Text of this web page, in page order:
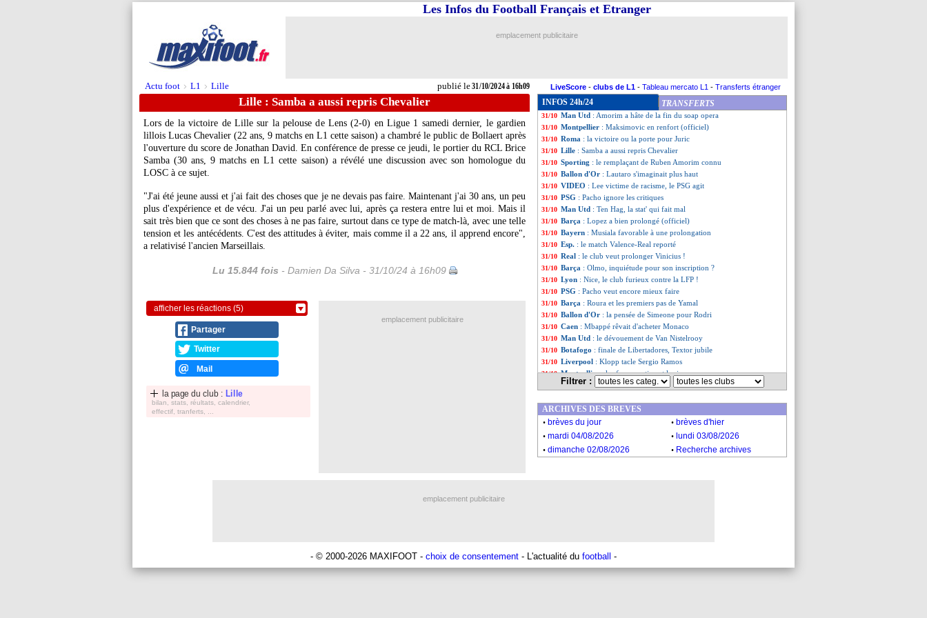
Actu foot > L1 > Lille publié le31/10/2024 à 16h09
Les Infos du Football Français et Etranger
emplacement publicitaire
LiveScore - clubs de L1 - Tableau mercato L1 - Transferts étranger
Lille : Samba a aussi repris Chevalier
Lors de la victoire de Lille sur la pelouse de Lens (2-0) en Ligue 1 samedi dernier, le gardien
lillois Lucas Chevalier (22 ans, 9 matchs en L1 cette saison) a chambré le public de Bollaert après
l'ouverture du score de Jonathan David. En conférence de presse ce jeudi, le portier du RCL Brice
Samba (30 ans, 9 matchs en L1 cette saison) a révélé une discussion avec son homologue du
LOSC à ce sujet.
"J'ai été jeune aussi et j'ai fait des choses que je ne devais pas faire. Maintenant j'ai 30 ans, un peu
plus d'expérience et de vécu. J'ai un peu parlé avec lui, après ça restera entre lui et moi. Mais il
sait très bien que ce sont des choses à ne pas faire, surtout dans ce type de match-là, avec une telle
tension et les antécédents. C'est des attitudes à éviter, mais comme il a 22 ans, il apprend encore",
a relativisé l'ancien Marseillais.
Lu 15.844 fois - Damien Da Silva - 31/10/24 à 16h09
afficher les réactions (5)
Partager
Twitter
Mail
la page du club : Lille
bilan, stats, réultats, calendrier,
effectif, tranferts, ...
INFOS 24h/24 TRANSFERTS
31/10 Lille: une hécatombe contre Lyon
31/10 Francfort
31/10 Ballon d'Or: Rodri, Scholes sans détour
31/10 Bayern: départ en fin de saison pour Müller
31/10 Man Utd : Amorim a hâte de la fin du soap opera
31/10 Montpellier : Maksimovic en renfort (officiel)
31/10 Roma : la victoire ou la porte pour Juric
31/10 Lille : Samba a aussi repris Chevalier
31/10 Sporting : le remplaçant de Ruben Amorim connu
31/10 Ballon d'Or : Lautaro s'imaginait plus haut
31/10 VIDEO : Lee victime de racisme, le PSG agit
31/10 PSG : Pacho ignore les critiques
31/10 Man Utd : Ten Hag, la stat' qui fait mal
31/10 Barça : Lopez a bien prolongé (officiel)
31/10 Bayern : Musiala favorable à une prolongation
31/10 Esp. : le match Valence-Real reporté
31/10 Real : le club veut prolonger Vinicius !
31/10 Barça : Olmo, inquiétude pour son inscription ?
31/10 Lyon : Nice, le club furieux contre la LFP !
31/10 PSG : Pacho veut encore mieux faire
31/10 Barça : Roura et les premiers pas de Yamal
31/10 Ballon d'Or : la pensée de Simeone pour Rodri
31/10 Caen : Mbappé rêvait d'acheter Monaco
31/10 Man Utd : le dévouement de Van Nistelrooy
31/10 Botafogo : finale de Libertadores, Textor jubile
31/10 Liverpool : Klopp tacle Sergio Ramos
31/10 Montpellier: les fans avertissent les joueurs
Man Utd : Amorim, compromis avec le Sporting
31/10 PSG: des discussions avec Campos, mais...
31/10 VIDEO: la volée grandiose de Di Maria !
Lille : Galtier agacé d'avoir été oublié
31/10 Man City: Guardiola dépité par les blessures
Filtrer :
emplacement publicitaire
ARCHIVES DES BREVES
. brèves du jour . brèves d'hier
. mardi 04/08/2026 . lundi 03/08/2026
. dimanche 02/08/2026 . Recherche archives
emplacement publicitaire
- © 2000-2026 MAXIFOOT - choix de consentement - L'actualité du football -